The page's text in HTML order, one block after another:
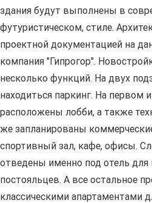
здания будут выполнены в
футуристическом, стиле.
проектной документацией на
компания "Гипрогор".
несколько функций. На двух
находиться паркинг. На первом
расположены лобби, а также
же запланированы
спортивный зал, кафе, офисы.
отведены именно под отель
постояльцев. А все остальное
классическими апартаментами